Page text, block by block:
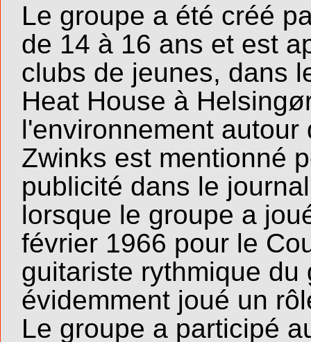
Le groupe a été créé
de 14 à 16 ans et est
clubs de jeunes, dans
Heat House à
l'environnement
Zwinks est mentionné
publicité dans le
lorsque le groupe a
février 1966 pour le
guitariste rythmique
évidemment joué un
Le groupe a participé